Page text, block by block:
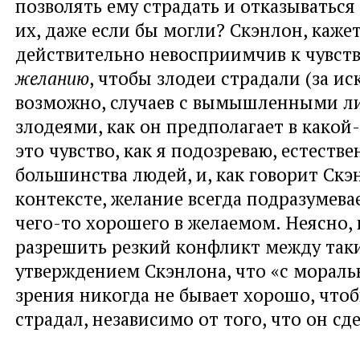
позволять ему страдать и
их, даже если бы могли? Скэнлон,
действительно невосприимчив к
желанию, чтобы злодеи страдали (за
возможно, случаев с вымышленными
злодеями, как он предполагает в
это чувство, как я подозреваю,
большинства людей, и, как говорит
контексте, желание всегда
чего-то хорошего в желаемом.
разрешить резкий конфликт между
утверждением Скэнлона, что «с
зрения никогда не бывает хорошо,
страдал, независимо от того, что он